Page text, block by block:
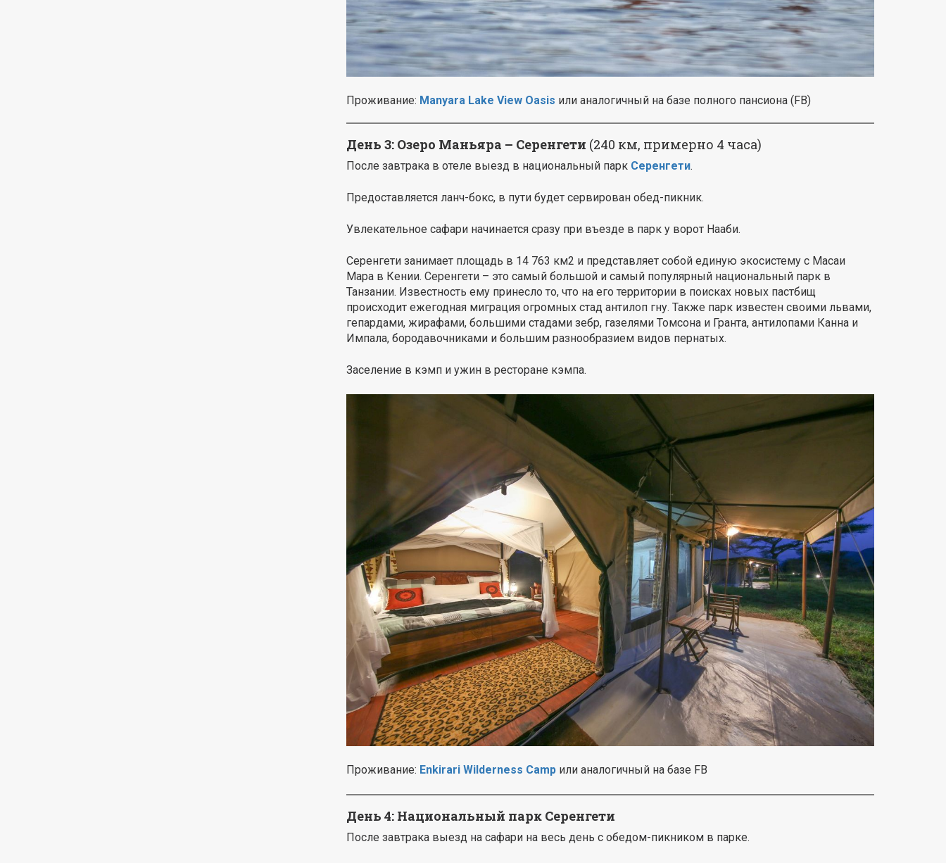
Проживание: Manyara Lake View Oasis или аналогичный на базе полного пансиона (FB)
День 3: Озеро Маньяра – Серенгети (240 км, примерно 4 часа)
После завтрака в отеле выезд в национальный парк Серенгети.
Предоставляется ланч-бокс, в пути будет сервирован обед-пикник.
Увлекательное сафари начинается сразу при въезде в парк у ворот Нааби.
Серенгети занимает площадь в 14 763 км2 и представляет собой единую экосистему с Масаи
Мара в Кении. Серенгети – это самый большой и самый популярный национальный парк в
Танзании. Известность ему принесло то, что на его территории в поисках новых пастбищ
происходит ежегодная миграция огромных стад антилоп гну. Также парк известен своими львами,
гепардами, жирафами, большими стадами зебр, газелями Томсона и Гранта, антилопами Канна и
Импала, бородавочниками и большим разнообразием видов пернатых.
Заселение в кэмп и ужин в ресторане кэмпа.
Проживание: Enkirari Wilderness Camp или аналогичный на базе FB
День 4: Национальный парк Серенгети
После завтрака выезд на сафари на весь день с обедом-пикником в парке.